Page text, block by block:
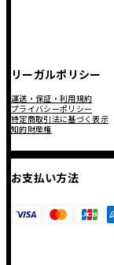
リーガルポリシー
運送・保証・利用規約
プライバシーポリシー
特定商取引法に基づく表示
知的財産権
お支払い方法